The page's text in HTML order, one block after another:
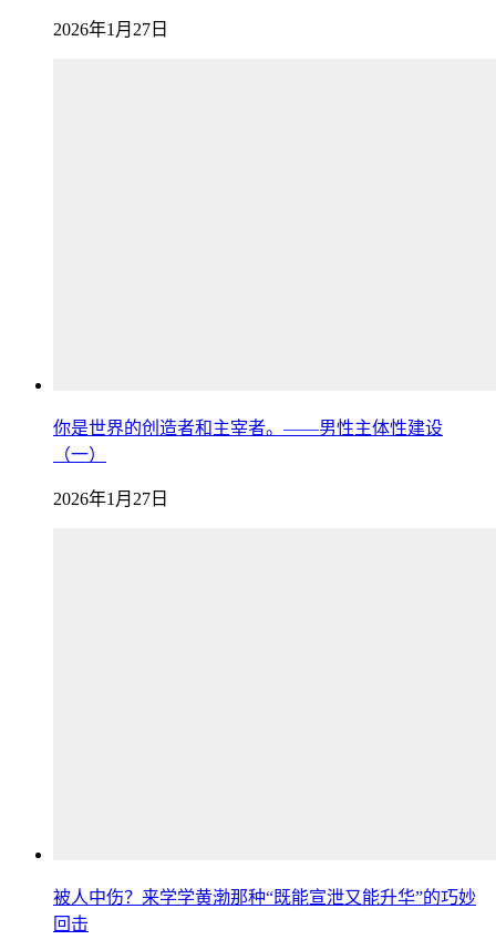
2026年1月27日
你是世界的创造者和主宰者。——男性主体性建设
（一）
2026年1月27日
被人中伤？来学学黄渤那种“既能宣泄又能升华”的巧妙
回击